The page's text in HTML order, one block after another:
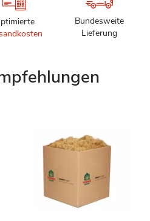
Bundesweite
Lieferung